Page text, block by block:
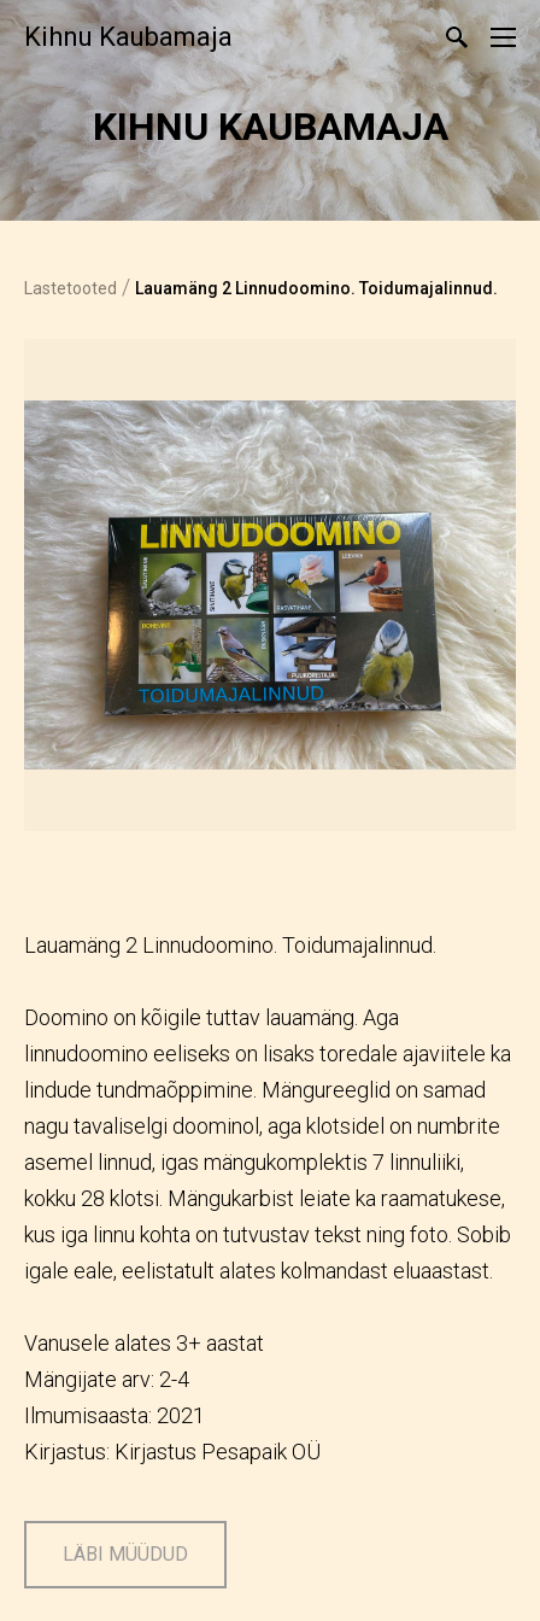
Kihnu Kaubamaja
KIHNU KAUBAMAJA
Lastetooted / Lauamäng 2 Linnudoomino. Toidumajalinnud.
Lauamäng 2 Linnudoomino. Toidumajalinnud.
Doomino on kõigile tuttav lauamäng. Aga
linnudoomino eeliseks on lisaks toredale ajaviitele ka
lindude tundmaõppimine. Mängureeglid on samad
nagu tavaliselgi doominol, aga klotsidel on numbrite
asemel linnud, igas mängukomplektis 7 linnuliiki,
kokku 28 klotsi. Mängukarbist leiate ka raamatukese,
kus iga linnu kohta on tutvustav tekst ning foto. Sobib
igale eale, eelistatult alates kolmandast eluaastast.
Vanusele alates 3+ aastat
Mängijate arv: 2-4
Ilmumisaasta: 2021
Kirjastus: Kirjastus Pesapaik OÜ
LÄBI MÜÜDUD